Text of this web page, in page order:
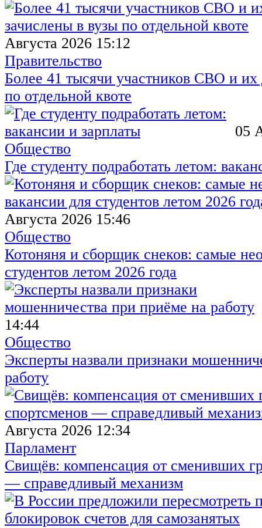
Августа 2026 15:12
Правительство
Более 41 тысячи участников СВО и их
по отдельной квоте
05
Общество
Где студенту подработать летом:
Августа 2026 15:46
Общество
Котоняня и сборщик снеков: самые
студентов летом 2026 года
14:44
Общество
Эксперты назвали признаки
работу
Августа 2026 12:34
Парламент
Свищёв: компенсация от сменивших
— справедливый механизм